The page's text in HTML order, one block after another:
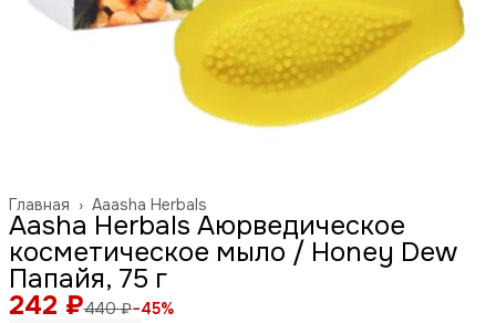
Aaasha Herbals
Главная ›
Aasha Herbals Аюрведическое
косметическое мыло / Honey Dew
Папайя, 75 г
242 ₽440 ₽−45%